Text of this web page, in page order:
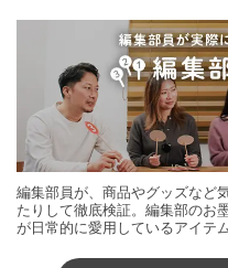
編集部員が、商品やグッズなど
たりして徹底検証。編集部のお
が日常的に愛用しているアイテ